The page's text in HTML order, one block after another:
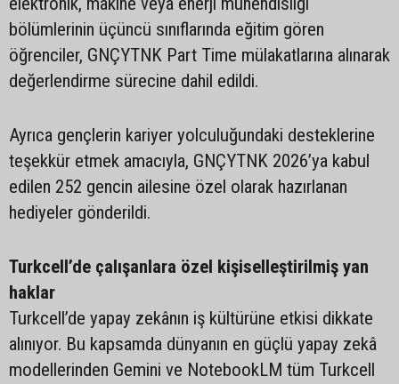
bölümlerinin üçüncü sınıflarında eğitim gören
öğrenciler, GNÇYTNK Part Time mülakatlarına alınarak
değerlendirme sürecine dahil edildi.
Ayrıca gençlerin kariyer yolculuğundaki desteklerine
teşekkür etmek amacıyla, GNÇYTNK 2026’ya kabul
edilen 252 gencin ailesine özel olarak hazırlanan
hediyeler gönderildi.
Turkcell’de çalışanlara özel kişiselleştirilmiş yan
haklar
Turkcell’de yapay zekânın iş kültürüne etkisi dikkate
alınıyor. Bu kapsamda dünyanın en güçlü yapay zekâ
modellerinden Gemini ve NotebookLM tüm Turkcell